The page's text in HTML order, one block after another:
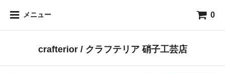
メニュー 0
crafterior / クラフテリア 硝子工芸店